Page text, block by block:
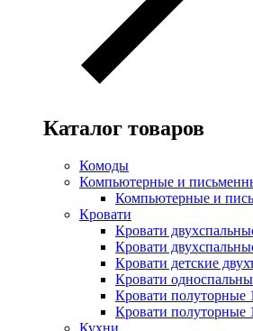
Каталог товаров
Комоды
Компьютерные и
Компьютерные и
Кровати
Кровати
Кровати
Кровати детские
Кровати
Кровати полуторные
Кровати полуторные